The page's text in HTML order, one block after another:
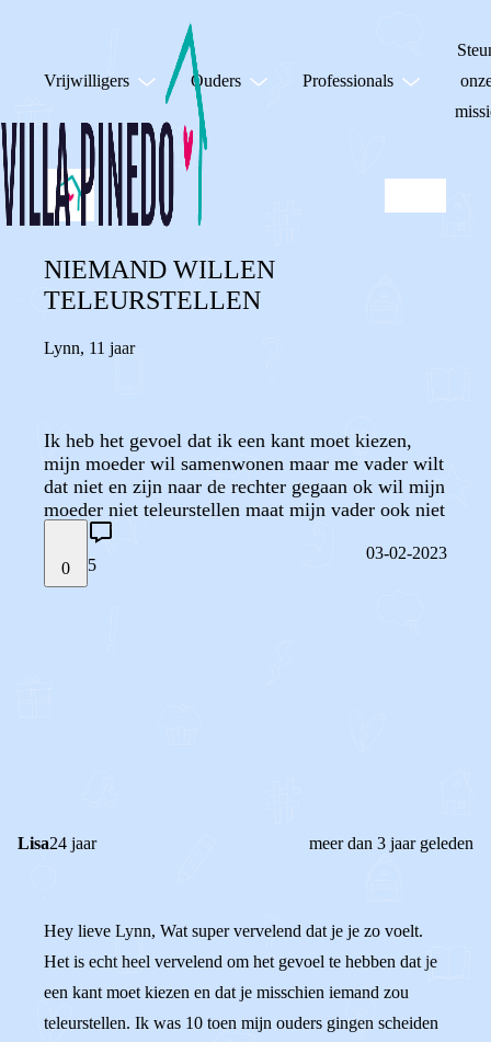
Vrijwilligers Ouders Professionals
NIEMAND WILLEN
TELEURSTELLEN
Lynn, 11 jaar
Ik heb het gevoel dat ik een kant moet kiezen,
mijn moeder wil samenwonen maar me vader wilt
dat niet en zijn naar de rechter gegaan ok wil mijn
moeder niet teleurstellen maat mijn vader ook niet
0 5
03-02-2023
Lisa24 jaar meer dan 3 jaar geleden
Hey lieve Lynn, Wat super vervelend dat je je zo voelt.
Het is echt heel vervelend om het gevoel te hebben dat je
een kant moet kiezen en dat je misschien iemand zou
teleurstellen. Ik was 10 toen mijn ouders gingen scheiden